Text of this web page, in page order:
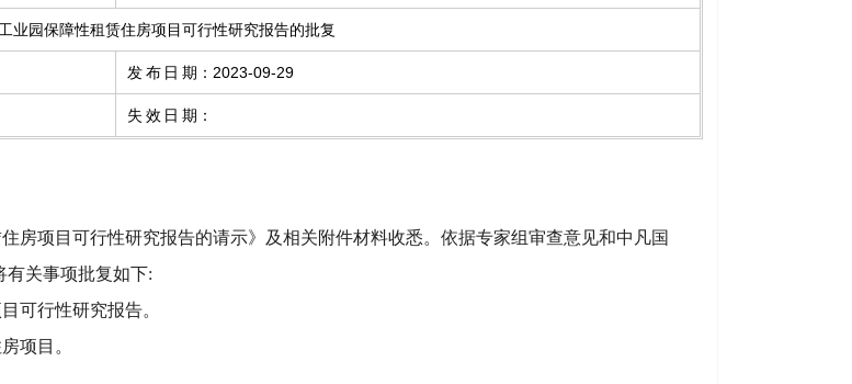
业园保障性租赁住房项目可行性研究报告的批复
发布日期 ： 2023-09-29
失效日期 ：
房项目 可行性研究报告的请示》及相关附件材料收悉。依据专家组审查意见和中凡国
有关事项批复如下:
可行性研究报告。
项目 。